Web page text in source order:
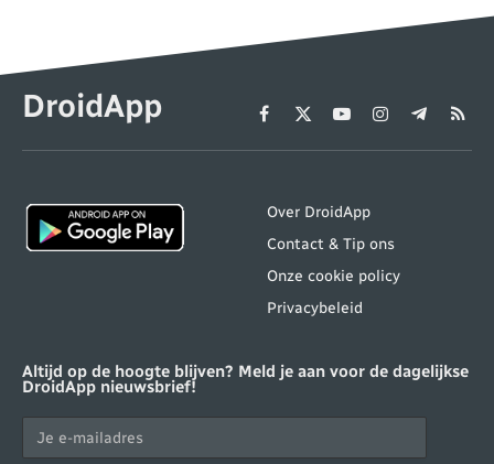
DroidApp Facebook
X
(Twitter)
YouTubeInstagram
Telegram
RSS
Over DroidApp
Contact & Tip ons
Onze cookie policy
Privacybeleid
Altijd op de hoogte blijven? Meld je aan voor de dagelijkse
DroidApp nieuwsbrief!